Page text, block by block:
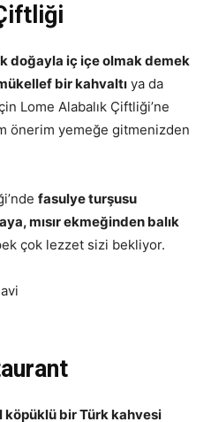
doğayla iç içe olmak demek
bir kahvaltı ya da
Lome Alabalık Çiftliği’ne
önerim yemeğe gitmenizden
fasulye turşusu
mısır ekmeğinden balık
çok lezzet sizi bekliyor.
köpüklü bir Türk kahvesi